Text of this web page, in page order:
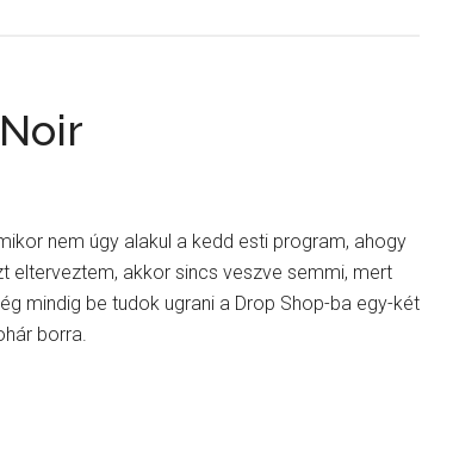
nem úgy alakul a kedd esti program, ahogy
elterveztem, akkor sincs veszve semmi, mert
mindig be tudok ugrani a Drop Shop-ba egy-két
borra.